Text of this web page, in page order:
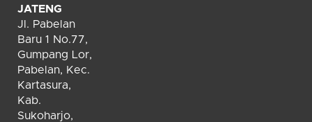
JATENG
Jl. Pabelan
Baru 1 No.77,
Gumpang Lor,
Pabelan, Kec.
Kartasura,
Kab.
Sukoharjo,